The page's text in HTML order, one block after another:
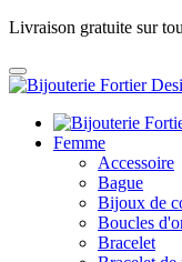
Livraison gratuite sur
Femme
Accessoire
Bague
Bijoux de
Boucles
Bracelet